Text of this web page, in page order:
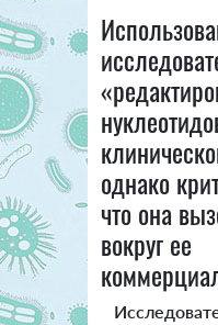
однако
что она
вокруг ее